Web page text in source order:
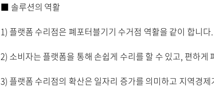
■ 솔루션의 역활
1) 플랫폼 수리점은 폐포터블기기 수거점 역활을 같이 합니다.
2) 소비자는 플랫폼을 통해 손쉽게 수리를 할 수 있고, 편하게
3) 플랫폼 수리점의 확산은 일자리 증가를 의미하고 지역경